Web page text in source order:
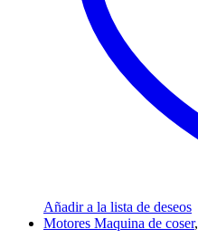
Añadir a la lista de deseos
Motores Maquina de coser,